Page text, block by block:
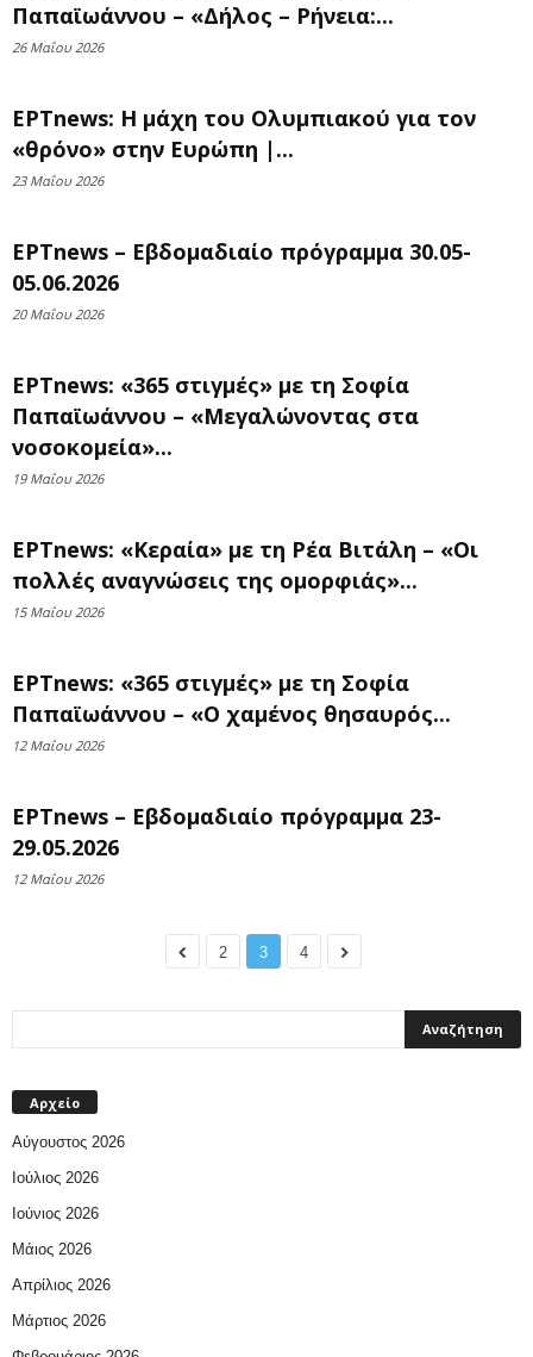
Παπαϊωάννου – «Δήλος – Ρήνεια:...
26 Μαΐου 2026
ΕΡΤnews: Η μάχη του Ολυμπιακού για τον
«θρόνο» στην Ευρώπη |...
23 Μαΐου 2026
ΕΡΤnews – Εβδομαδιαίο πρόγραμμα 30.05-
05.06.2026
20 Μαΐου 2026
ΕΡΤnews: «365 στιγμές» με τη Σοφία
Παπαϊωάννου – «Μεγαλώνοντας στα
νοσοκομεία»...
19 Μαΐου 2026
ΕΡΤnews: «Κεραία» με τη Ρέα Βιτάλη – «Οι
πολλές αναγνώσεις της ομορφιάς»...
15 Μαΐου 2026
ΕΡΤnews: «365 στιγμές» με τη Σοφία
Παπαϊωάννου – «Ο χαμένος θησαυρός...
12 Μαΐου 2026
ΕΡΤnews – Εβδομαδιαίο πρόγραμμα 23-
29.05.2026
12 Μαΐου 2026
2 3 4
Αρχείο
Αύγουστος 2026
Ιούλιος 2026
Ιούνιος 2026
Μάιος 2026
Απρίλιος 2026
Μάρτιος 2026